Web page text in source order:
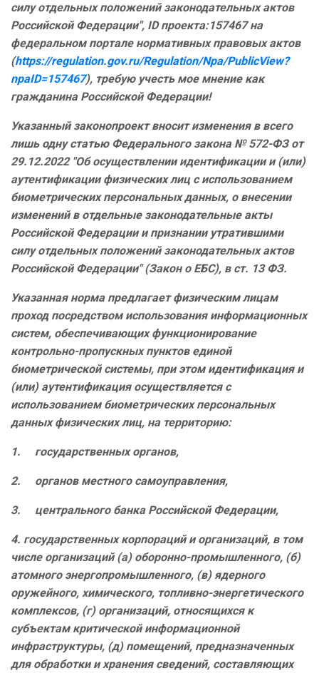
силу отдельных положений законодательных актов
Российской Федерации", ID проекта:157467 на
федеральном портале нормативных правовых актов
(https://regulation.gov.ru/Regulation/Npa/PublicView?
npaID=157467), требую учесть мое мнение как
гражданина Российской Федерации!
Указанный законопроект вносит изменения в всего
лишь одну статью Федерального закона № 572-ФЗ от
29.12.2022 "Об осуществлении идентификации и (или)
аутентификации физических лиц с использованием
биометрических персональных данных, о внесении
изменений в отдельные законодательные акты
Российской Федерации и признании утратившими
силу отдельных положений законодательных актов
Российской Федерации" (Закон о ЕБС), вст. 13 ФЗ.
Указанная норма предлагает физическим лицам
проход посредством использования информационных
систем, обеспечивающих функционирование
контрольно-пропускных пунктов единой
биометрической системы, при этом идентификация и
(или) аутентификация осуществляется с
использованием биометрических персональных
данных физических лиц, на территорию:
1. государственных органов,
2. органов местного самоуправления,
3. центрального банка Российской Федерации,
4. государственных корпораций и организаций, в том
числе организаций (а) оборонно-промышленного, (б)
атомного энергопромышленного, (в) ядерного
оружейного, химического, топливно-энергетического
комплексов, (г) организаций, относящихся к
субъектам критической информационной
инфраструктуры, (д) помещений, предназначенных
для обработки и хранения сведений, составляющих